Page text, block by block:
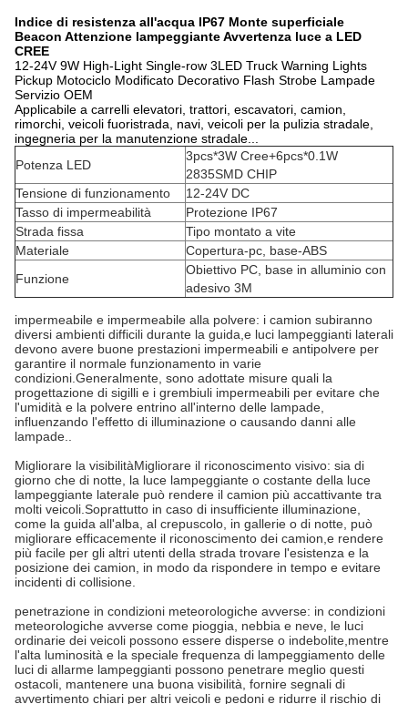
Indice di resistenza all'acqua IP67 Monte superficiale
Beacon Attenzione lampeggiante Avvertenza luce a LED
CREE
12-24V 9W High-Light Single-row 3LED Truck Warning Lights
Pickup Motociclo Modificato Decorativo Flash Strobe Lampade
Servizio OEM
Applicabile a carrelli elevatori, trattori, escavatori, camion,
rimorchi, veicoli fuoristrada, navi, veicoli per la pulizia stradale,
ingegneria per la manutenzione stradale...
Potenza LED
3pcs*3W Cree+6pcs*0.1W
2835SMD CHIP
Tensione di funzionamento
12-24V DC
Tasso di impermeabilità
Protezione IP67
Strada fissa
Tipo montato a vite
Materiale
Copertura-pc, base-ABS
Funzione
Obiettivo PC, base in alluminio con
adesivo 3M
impermeabile e impermeabile alla polvere: i camion subiranno
diversi ambienti difficili durante la guida,e luci lampeggianti laterali
devono avere buone prestazioni impermeabili e antipolvere per
garantire il normale funzionamento in varie
condizioni. Generalmente, sono adottate misure quali la
progettazione di sigilli e i grembiuli impermeabili per evitare che
l'umidità e la polvere entrino all'interno delle lampade,
influenzando l'effetto di illuminazione o causando danni alle
lampade..
Migliorare la visibilitàMigliorare il riconoscimento visivo: sia di
giorno che di notte, la luce lampeggiante o costante della luce
lampeggiante laterale può rendere il camion più accattivante tra
molti veicoli. Soprattutto in caso di insufficiente illuminazione,
come la guida all'alba, al crepuscolo, in gallerie o di notte, può
migliorare efficacemente il riconoscimento dei camion,e rendere
più facile per gli altri utenti della strada trovare l'esistenza e la
posizione dei camion, in modo da rispondere in tempo e evitare
incidenti di collisione.
penetrazione in condizioni meteorologiche avverse: in condizioni
meteorologiche avverse come pioggia, nebbia e neve, le luci
ordinarie dei veicoli possono essere disperse o indebolite,mentre
l'alta luminosità e la speciale frequenza di lampeggiamento delle
luci di allarme lampeggianti possono penetrare meglio questi
ostacoli, mantenere una buona visibilità, fornire segnali di
avvertimento chiari per altri veicoli e pedoni e ridurre il rischio di